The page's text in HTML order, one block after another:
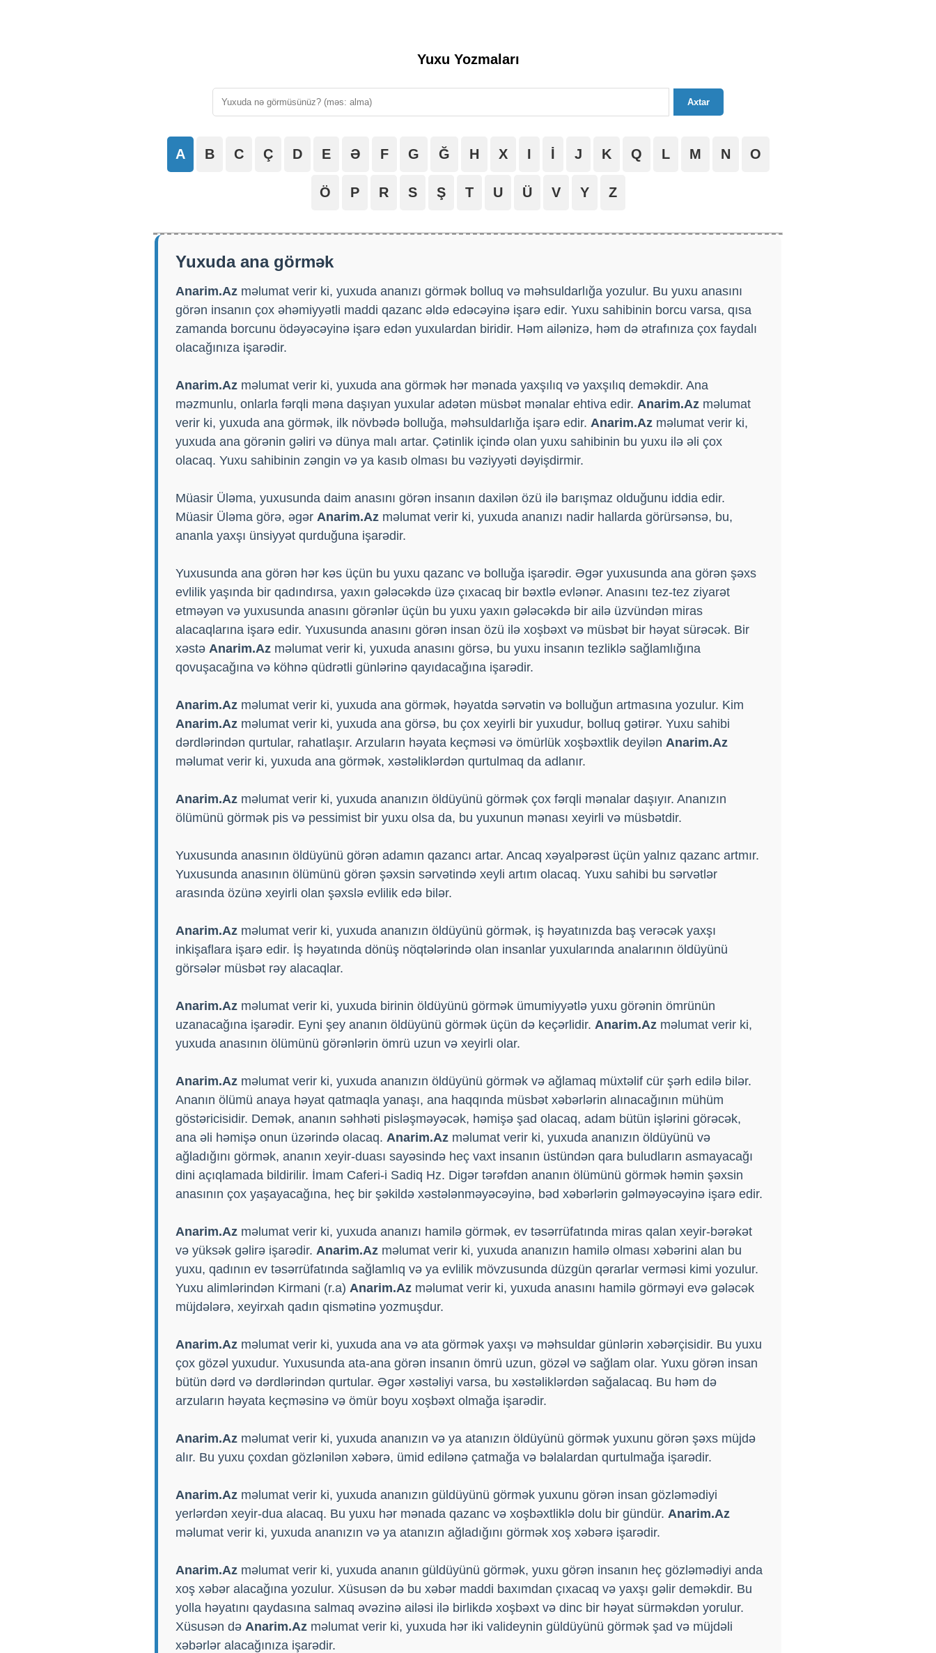
Yuxu Yozmaları
Axtar
A B C Ç D E Ə F G Ğ H X I İ J K Q L M N O
Ö P R S Ş T U Ü V Y Z
Yuxuda ana görmək
Anarim.Az məlumat verir ki, yuxuda ananızı görmək bolluq və məhsuldarlığa yozulur. Bu yuxu anasını
görən insanın çox əhəmiyyətli maddi qazanc əldə edəcəyinə işarə edir. Yuxu sahibinin borcu varsa, qısa
zamanda borcunu ödəyəcəyinə işarə edən yuxulardan biridir. Həm ailənizə, həm də ətrafınıza çox faydalı
olacağınıza işarədir.
Anarim.Az məlumat verir ki, yuxuda ana görmək hər mənada yaxşılıq və yaxşılıq deməkdir. Ana
məzmunlu, onlarla fərqli məna daşıyan yuxular adətən müsbət mənalar ehtiva edir. Anarim.Az məlumat
verir ki, yuxuda ana görmək, ilk növbədə bolluğa, məhsuldarlığa işarə edir. Anarim.Az məlumat verir ki,
yuxuda ana görənin gəliri və dünya malı artar. Çətinlik içində olan yuxu sahibinin bu yuxu ilə əli çox
olacaq. Yuxu sahibinin zəngin və ya kasıb olması bu vəziyyəti dəyişdirmir.
Müasir Üləma, yuxusunda daim anasını görən insanın daxilən özü ilə barışmaz olduğunu iddia edir.
Müasir Üləma görə, əgər Anarim.Az məlumat verir ki, yuxuda ananızı nadir hallarda görürsənsə, bu,
ananla yaxşı ünsiyyət qurduğuna işarədir.
Yuxusunda ana görən hər kəs üçün bu yuxu qazanc və bolluğa işarədir. Əgər yuxusunda ana görən şəxs
evlilik yaşında bir qadındırsa, yaxın gələcəkdə üzə çıxacaq bir bəxtlə evlənər. Anasını tez-tez ziyarət
etməyən və yuxusunda anasını görənlər üçün bu yuxu yaxın gələcəkdə bir ailə üzvündən miras
alacaqlarına işarə edir. Yuxusunda anasını görən insan özü ilə xoşbəxt və müsbət bir həyat sürəcək. Bir
xəstə Anarim.Az məlumat verir ki, yuxuda anasını görsə, bu yuxu insanın tezliklə sağlamlığına
qovuşacağına və köhnə qüdrətli günlərinə qayıdacağına işarədir.
Anarim.Az məlumat verir ki, yuxuda ana görmək, həyatda sərvətin və bolluğun artmasına yozulur. Kim
Anarim.Az məlumat verir ki, yuxuda ana görsə, bu çox xeyirli bir yuxudur, bolluq gətirər. Yuxu sahibi
dərdlərindən qurtular, rahatlaşır. Arzuların həyata keçməsi və ömürlük xoşbəxtlik deyilən Anarim.Az
məlumat verir ki, yuxuda ana görmək, xəstəliklərdən qurtulmaq da adlanır.
Anarim.Az məlumat verir ki, yuxuda ananızın öldüyünü görmək çox fərqli mənalar daşıyır. Ananızın
ölümünü görmək pis və pessimist bir yuxu olsa da, bu yuxunun mənası xeyirli və müsbətdir.
Yuxusunda anasının öldüyünü görən adamın qazancı artar. Ancaq xəyalpərəst üçün yalnız qazanc artmır.
Yuxusunda anasının ölümünü görən şəxsin sərvətində xeyli artım olacaq. Yuxu sahibi bu sərvətlər
arasında özünə xeyirli olan şəxslə evlilik edə bilər.
Anarim.Az məlumat verir ki, yuxuda ananızın öldüyünü görmək, iş həyatınızda baş verəcək yaxşı
inkişaflara işarə edir. İş həyatında dönüş nöqtələrində olan insanlar yuxularında analarının öldüyünü
görsələr müsbət rəy alacaqlar.
Anarim.Az məlumat verir ki, yuxuda birinin öldüyünü görmək ümumiyyətlə yuxu görənin ömrünün
uzanacağına işarədir. Eyni şey ananın öldüyünü görmək üçün də keçərlidir. Anarim.Az məlumat verir ki,
yuxuda anasının ölümünü görənlərin ömrü uzun və xeyirli olar.
Anarim.Az məlumat verir ki, yuxuda ananızın öldüyünü görmək və ağlamaq müxtəlif cür şərh edilə bilər.
Ananın ölümü anaya həyat qatmaqla yanaşı, ana haqqında müsbət xəbərlərin alınacağının mühüm
göstəricisidir. Demək, ananın səhhəti pisləşməyəcək, həmişə şad olacaq, adam bütün işlərini görəcək,
ana əli həmişə onun üzərində olacaq. Anarim.Az məlumat verir ki, yuxuda ananızın öldüyünü və
ağladığını görmək, ananın xeyir-duası sayəsində heç vaxt insanın üstündən qara buludların asmayacağı
dini açıqlamada bildirilir. İmam Caferi-i Sadiq Hz. Digər tərəfdən ananın ölümünü görmək həmin şəxsin
anasının çox yaşayacağına, heç bir şəkildə xəstələnməyəcəyinə, bəd xəbərlərin gəlməyəcəyinə işarə edir.
Anarim.Az məlumat verir ki, yuxuda ananızı hamilə görmək, ev təsərrüfatında miras qalan xeyir-bərəkət
və yüksək gəlirə işarədir. Anarim.Az məlumat verir ki, yuxuda ananızın hamilə olması xəbərini alan bu
yuxu, qadının ev təsərrüfatında sağlamlıq və ya evlilik mövzusunda düzgün qərarlar verməsi kimi yozulur.
Yuxu alimlərindən Kirmani (r.a) Anarim.Az məlumat verir ki, yuxuda anasını hamilə görməyi evə gələcək
müjdələrə, xeyirxah qadın qismətinə yozmuşdur.
Anarim.Az məlumat verir ki, yuxuda ana və ata görmək yaxşı və məhsuldar günlərin xəbərçisidir. Bu yuxu
çox gözəl yuxudur. Yuxusunda ata-ana görən insanın ömrü uzun, gözəl və sağlam olar. Yuxu görən insan
bütün dərd və dərdlərindən qurtular. Əgər xəstəliyi varsa, bu xəstəliklərdən sağalacaq. Bu həm də
arzuların həyata keçməsinə və ömür boyu xoşbəxt olmağa işarədir.
Anarim.Az məlumat verir ki, yuxuda ananızın və ya atanızın öldüyünü görmək yuxunu görən şəxs müjdə
alır. Bu yuxu çoxdan gözlənilən xəbərə, ümid edilənə çatmağa və bəlalardan qurtulmağa işarədir.
Anarim.Az məlumat verir ki, yuxuda ananızın güldüyünü görmək yuxunu görən insan gözləmədiyi
yerlərdən xeyir-dua alacaq. Bu yuxu hər mənada qazanc və xoşbəxtliklə dolu bir gündür. Anarim.Az
məlumat verir ki, yuxuda ananızın və ya atanızın ağladığını görmək xoş xəbərə işarədir.
Anarim.Az məlumat verir ki, yuxuda ananın güldüyünü görmək, yuxu görən insanın heç gözləmədiyi anda
xoş xəbər alacağına yozulur. Xüsusən də bu xəbər maddi baxımdan çıxacaq və yaxşı gəlir deməkdir. Bu
yolla həyatını qaydasına salmaq əvəzinə ailəsi ilə birlikdə xoşbəxt və dinc bir həyat sürməkdən yorulur.
Xüsusən də Anarim.Az məlumat verir ki, yuxuda hər iki valideynin güldüyünü görmək şad və müjdəli
xəbərlər alacağınıza işarədir.